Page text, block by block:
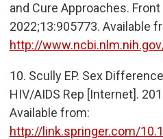
and Cure Approaches.
2022;13:905773. Available
http://
10. Scully EP. Sex
HIV/AIDS Rep [Internet].
Available from:
http://link.springer.com/